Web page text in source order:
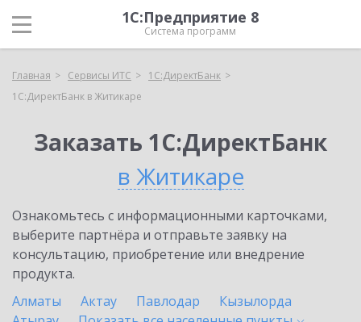
1С:Предприятие 8
Система программ
Главная Сервисы ИТС
1С:ДиректБанк
1С:ДиректБанк в Житикаре
Заказать 1С:ДиректБанк
в Житикаре
Ознакомьтесь с информационными карточками,
выберите партнёра и отправьте заявку на
консультацию, приобретение или внедрение
продукта.
Алматы
Актау Павлодар
Кызылорда